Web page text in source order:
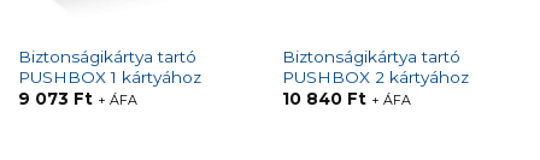
Biztonságikártya tartó
PUSHBOX 1 kártyához
9 073 Ft + ÁFA
Biztonságikártya tartó
PUSHBOX 2 kártyához
10 840 Ft + ÁFA